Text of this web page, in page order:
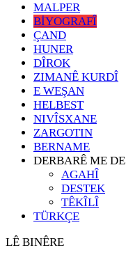
MALPER
BİYOGRAFÎ
ÇAND
HUNER
DÎROK
ZIMANÊ KURDÎ
E WEŞAN
HELBEST
NIVÎSXANE
ZARGOTIN
BERNAME
DERBARÊ ME DE
AGAHÎ
DESTEK
TÊKÎLÎ
TÜRKÇE
LÊ BINÊRE